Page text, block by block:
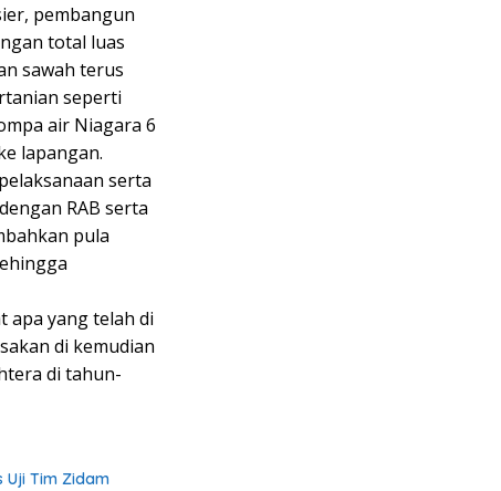
pembangun
total luas
sawah terus
seperti
air Niagara 6
lapangan.
serta
RAB serta
pula
apa yang telah di
di kemudian
di tahun-
Uji Tim Zidam